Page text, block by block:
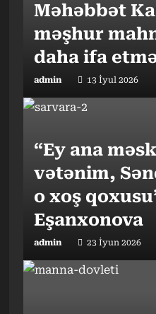
Məhəbbət
məşhur
daha ifa
admin 13 İyul 2026
“Ey ana
vətənim,
o xoş
Eşanxonova
admin 23 İyun 2026